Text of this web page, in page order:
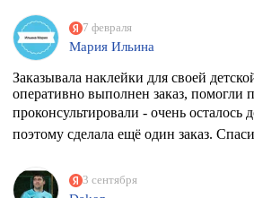
7 февраля
Мария Ильина
Заказывала наклейки для своей
оперативно выполнен заказ, помогли
проконсультировали - очень осталось
поэтому сделала ещё один заказ.
3 сентября